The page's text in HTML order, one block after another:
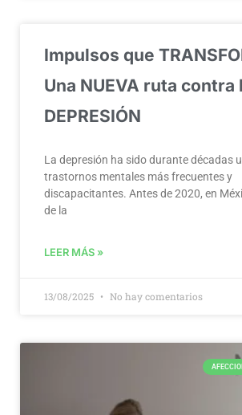
Impulsos que
Una NUEVA ruta contra
DEPRESIÓN
La depresión ha sido durante décadas
trastornos mentales más frecuentes y
discapacitantes. Antes de 2020, en
de la
LEER MÁS »
13/08/2025 No hay comentarios